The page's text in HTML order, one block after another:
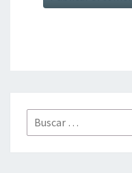
Buscar
por: